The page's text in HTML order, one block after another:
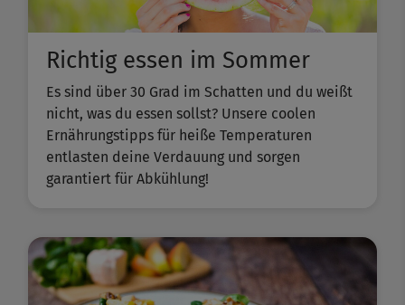
Richtig essen im Sommer
Es sind über 30 Grad im Schatten und du weißt
nicht, was du essen sollst? Unsere coolen
Ernährungstipps für heiße Temperaturen
entlasten deine Verdauung und sorgen
garantiert für Abkühlung!